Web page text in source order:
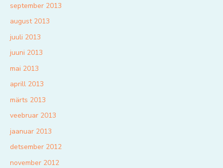
september 2013
august 2013
juuli 2013
juuni 2013
mai 2013
aprill 2013
märts 2013
veebruar 2013
jaanuar 2013
detsember 2012
november 2012